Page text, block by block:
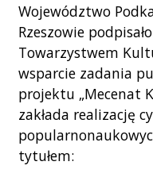
Województwo
Rzeszowie
Towarzystwem
wsparcie zadania
projektu „Mecenat
zakłada realizację
tytułem: